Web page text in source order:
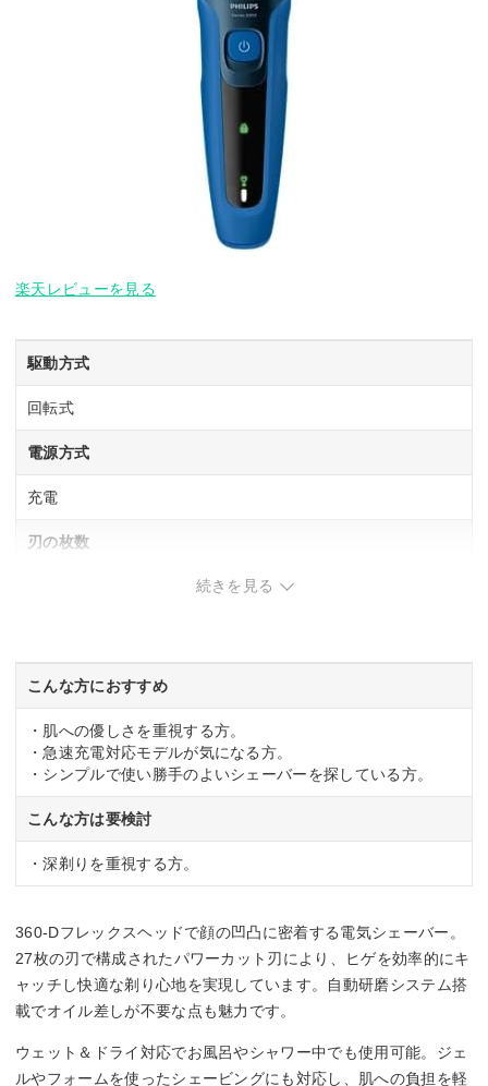
楽天レビューを見る
駆動方式
回転式
電源方式
充電
刃の枚数
水洗い可
◯
本体サイズ
幅55x高さ165x奥行70mm
続きを見る
こんな方におすすめ
・肌への優しさを重視する方。
・急速充電対応モデルが気になる方。
・シンプルで使い勝手のよいシェーバーを探している方。
こんな方は要検討
・深剃りを重視する方。
360-Dフレックスヘッドで顔の凹凸に密着する電気シェーバー。
27枚の刃で構成されたパワーカット刃により、ヒゲを効率的にキ
ャッチし快適な剃り心地を実現しています。自動研磨システム搭
載でオイル差しが不要な点も魅力です。
ウェット＆ドライ対応でお風呂やシャワー中でも使用可能。ジェ
ルやフォームを使ったシェービングにも対応し、肌への負担を軽